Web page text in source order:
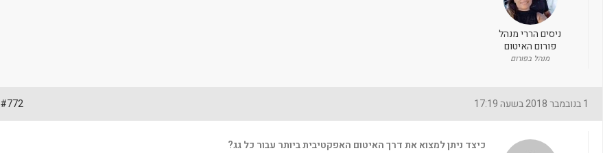
ניסים הררי מנהל
פורום האיטום
מנהל בפורום
1 בנובמבר 2018 בשעה 17:19 #772
כיצד ניתן למצוא את דרך האיטום האפקטיבית ביותר עבור כל גג?